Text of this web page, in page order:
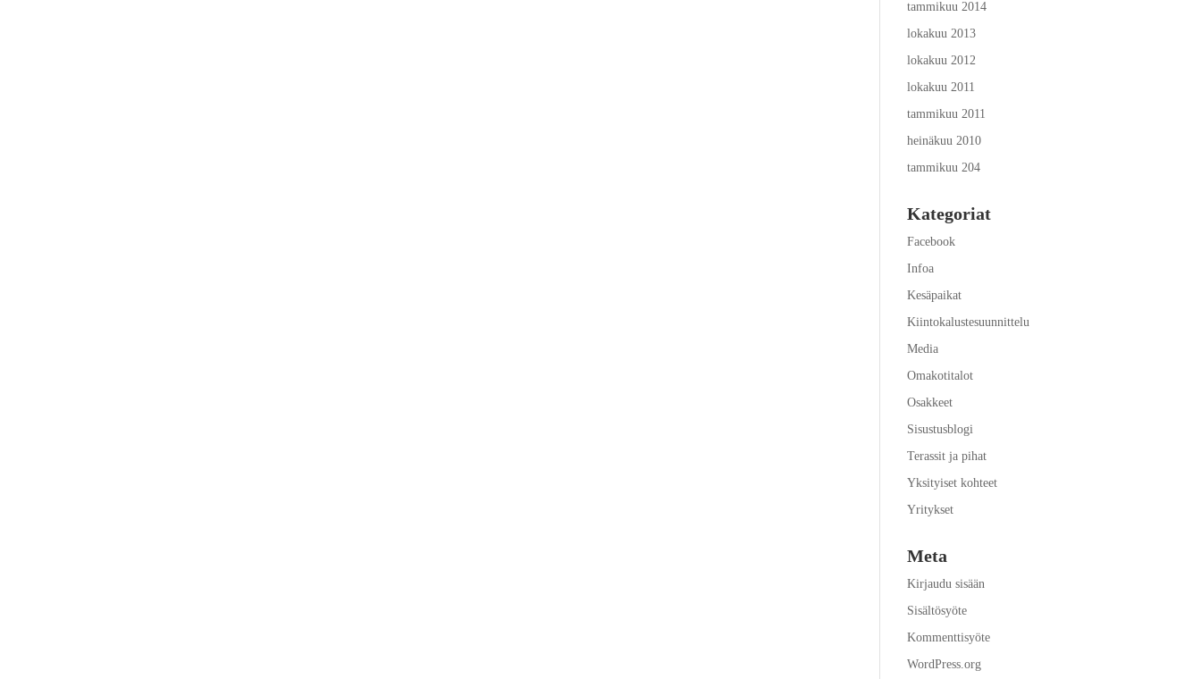
tammikuu 2014
lokakuu 2013
lokakuu 2012
lokakuu 2011
tammikuu 2011
heinäkuu 2010
tammikuu 204
Kategoriat
Facebook
Infoa
Kesäpaikat
Kiintokalustesuunnittelu
Media
Omakotitalot
Osakkeet
Sisustusblogi
Terassit ja pihat
Yksityiset kohteet
Yritykset
Meta
Kirjaudu sisään
Sisältösyöte
Kommenttisyöte
WordPress.org